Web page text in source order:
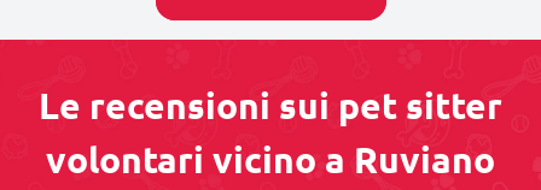
Le recensioni sui pet sitter
volontari vicino a Ruviano